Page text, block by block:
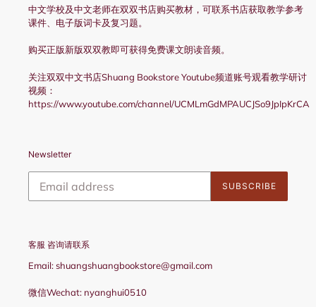
中文学校及中文老师在双双书店购买教材，可联系书店获取教学参考
课件、电子版词卡及复习题。
购买正版新版双双教即可获得免费课文朗读音频。
关注双双中文书店Shuang Bookstore Youtube频道账号观看教学研讨
视频：
https://www.youtube.com/channel/UCMLmGdMPAUCJSo9JpIpKrCA
Newsletter
SUBSCRIBE
客服 咨询请联系
Email: shuangshuangbookstore@gmail.com
微信Wechat: nyanghui0510